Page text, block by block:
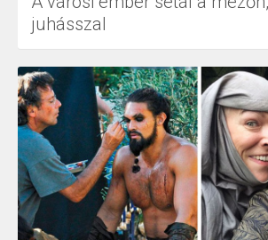
juhásszal